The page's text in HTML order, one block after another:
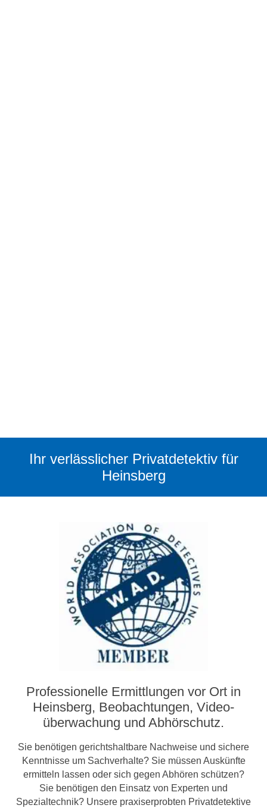
Ihr verlässlicher Privatdetektiv für
Heinsberg
Professionelle Ermittlungen vor Ort in
Heinsberg, Beobachtungen, Video­­
überwachung und Abhörschutz.
Sie benötigen gerichtshaltbare Nachweise und sichere
Kenntnisse um Sachverhalte? Sie müssen Auskünfte
ermitteln lassen oder sich gegen Abhören schützen?
Sie benötigen den Einsatz von Experten und
Spezialtechnik? Unsere praxiserprobten Privatdetektive